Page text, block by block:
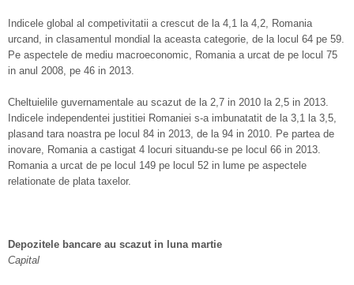
Indicele global al competivitatii a crescut de la 4,1 la 4,2, Romania
urcand, in clasamentul mondial la aceasta categorie, de la locul 64 pe 59.
Pe aspectele de mediu macroeconomic, Romania a urcat de pe locul 75
in anul 2008, pe 46 in 2013.
Cheltuielile guvernamentale au scazut de la 2,7 in 2010 la 2,5 in 2013.
Indicele independentei justitiei Romaniei s-a imbunatatit de la 3,1 la 3,5,
plasand tara noastra pe locul 84 in 2013, de la 94 in 2010. Pe partea de
inovare, Romania a castigat 4 locuri situandu-se pe locul 66 in 2013.
Romania a urcat de pe locul 149 pe locul 52 in lume pe aspectele
relationate de plata taxelor.
Depozitele bancare au scazut in luna martie
Capital